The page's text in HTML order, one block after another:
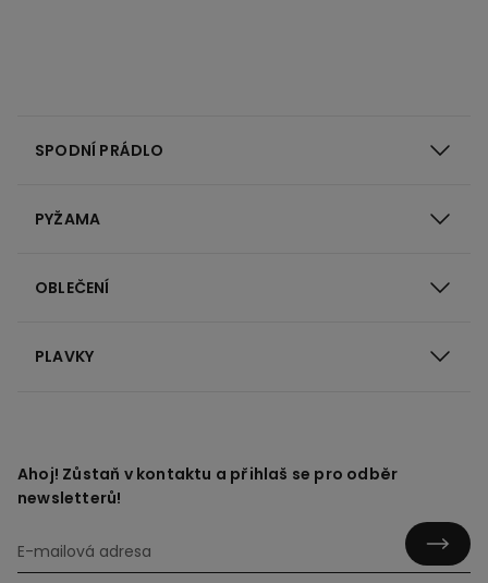
SPODNÍ PRÁDLO
PYŽAMA
OBLEČENÍ
PLAVKY
Ahoj! Zůstaň v kontaktu a přihlaš se pro odběr
newsletterů!